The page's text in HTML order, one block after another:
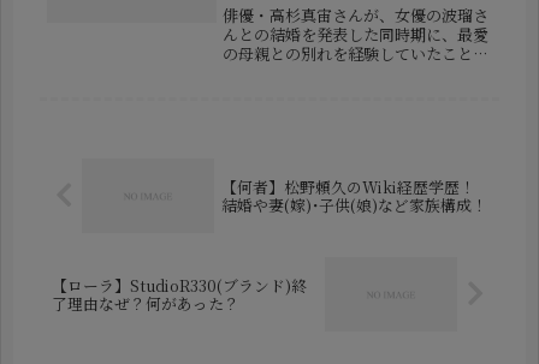
俳優・高杉真宙さんが、女優の波瑠さ
んとの結婚を発表した同時期に、最愛
の母親との別れを経験していたことが
【何者】松野頼久のWiki経歴学歴！
結婚や妻(嫁)･子供(娘)など家族構成！
【ローラ】StudioR330(ブランド)終
了理由なぜ？何があった？